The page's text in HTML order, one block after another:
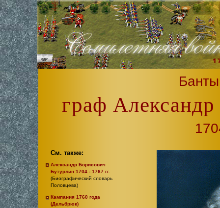
граф
См. также:
Александр Борисович
Бутурлин 1704 - 1767 гг.
(Биографический словарь
Половцева)
Кампания 1760 года
(Дельбрюк)